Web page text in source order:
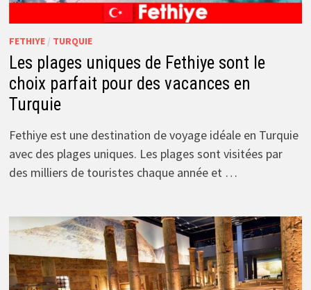
FETHIYE/ TURQUIE
Les plages uniques de Fethiye sont le
choix parfait pour des vacances en
Turquie
Fethiye est une destination de voyage idéale en Turquie
avec des plages uniques. Les plages sont visitées par
des milliers de touristes chaque année et …